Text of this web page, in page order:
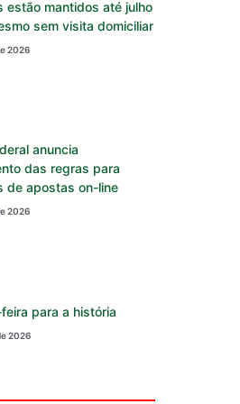
estão mantidos até julho
sem visita domiciliar
2026
anuncia
das regras para
de apostas on-line
2026
para a história
2026